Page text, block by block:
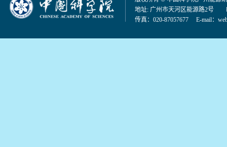
地址: 广州市天河区能源路2号
传真：020-87057677 E-mail：